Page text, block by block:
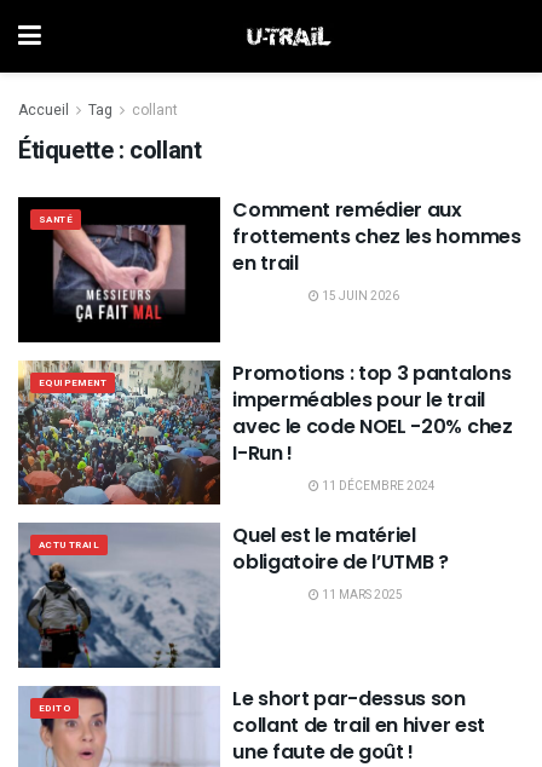
Accueil Tag collant
Étiquette : collant
SANTÉ
Comment remédier aux
frottements chez les hommes
en trail
15 JUIN 2026
EQUIPEMENT
Promotions : top 3 pantalons
imperméables pour le trail
avec le code NOEL -20% chez
I-Run !
11 DÉCEMBRE 2024
ACTU TRAIL
Quel est le matériel
obligatoire de l’UTMB ?
11 MARS 2025
EDITO
Le short par-dessus son
collant de trail en hiver est
une faute de goût !